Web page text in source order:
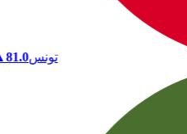
تونس81.0
▲